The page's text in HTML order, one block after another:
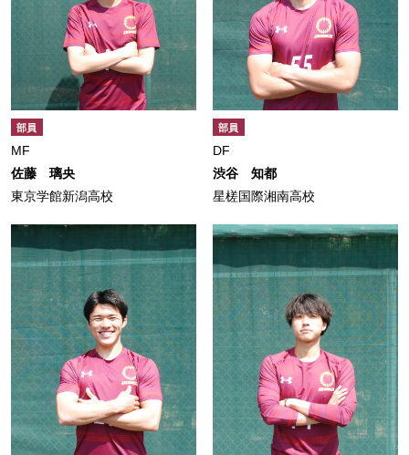
部員
MF
佐藤 璃央
東京学館新潟高校
部員
DF
渋谷 知都
星槎国際湘南高校